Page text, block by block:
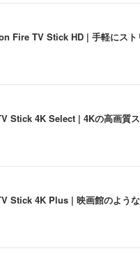
Fire TV Stick HD | 手軽にス
Stick 4K Select | 4Kの高画質
Stick 4K Plus | 映画館のよう